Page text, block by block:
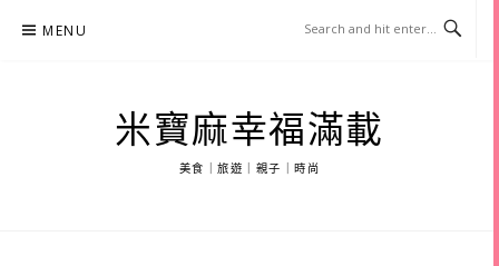
MENU
米寶麻幸福滿載
美食｜旅遊｜親子｜時尚